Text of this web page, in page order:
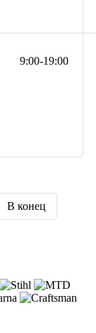
9:00-19:00
В конец